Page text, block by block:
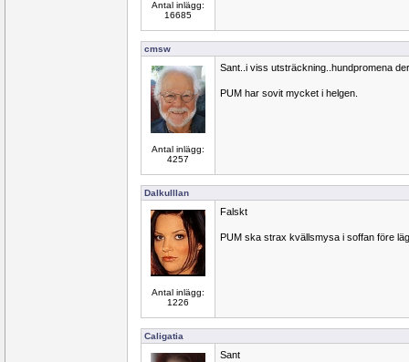
Antal inlägg:
16685
cmsw
Antal inlägg:
4257
Sant..i viss utsträckning..hundpromena
PUM har sovit mycket i helgen.
Dalkulllan
Antal inlägg:
1226
Falskt
PUM ska strax kvällsmysa i soffan före
Caligatia
Sant